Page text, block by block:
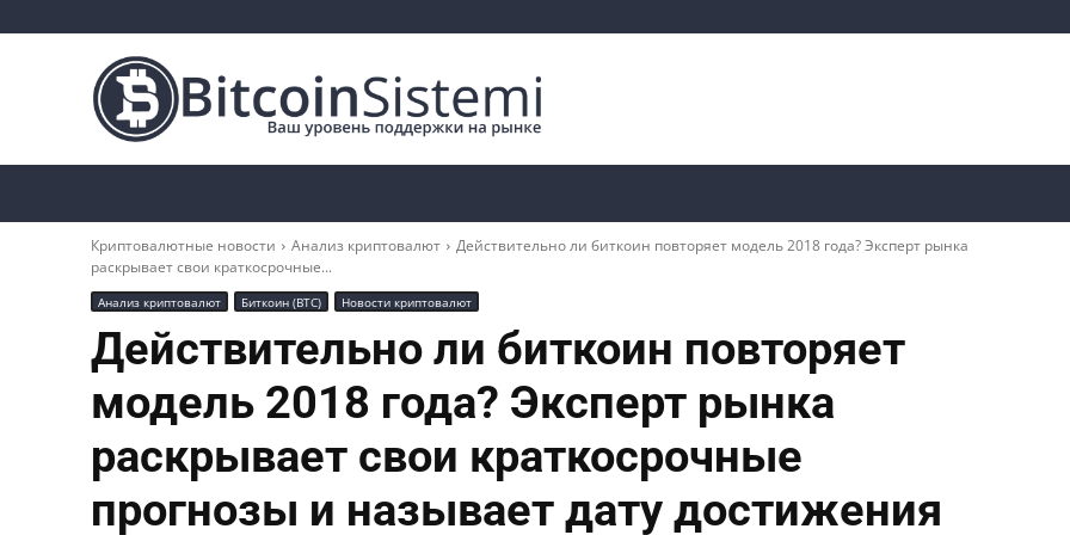
Криптовалютные новости Анализ криптовалют
Действительно ли биткоин повторяет модель 2018 года? Эксперт рынка
раскрывает свои краткосрочные...
Анализ криптовалют Биткоин (BTC) Новости криптовалют
Действительно ли биткоин повторяет
модель 2018 года? Эксперт рынка
раскрывает свои краткосрочные
прогнозы и называет дату достижения